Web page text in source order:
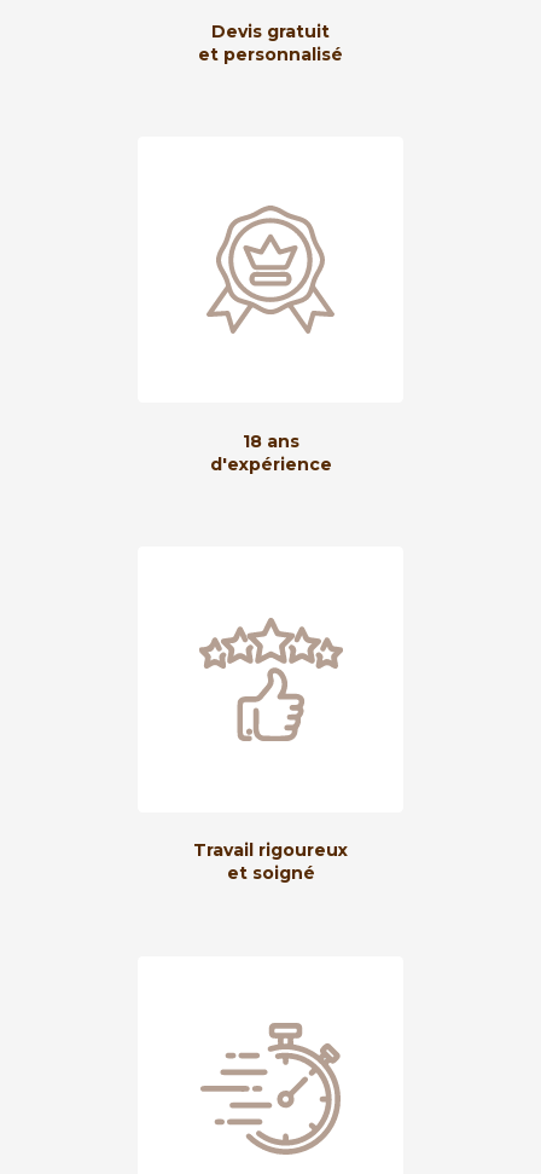
Devis gratuit
et personnalisé
18 ans
d'expérience
Travail rigoureux
et soigné